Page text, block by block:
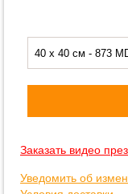
40 x 40 см - 873
Заказать видео
Уведомить об